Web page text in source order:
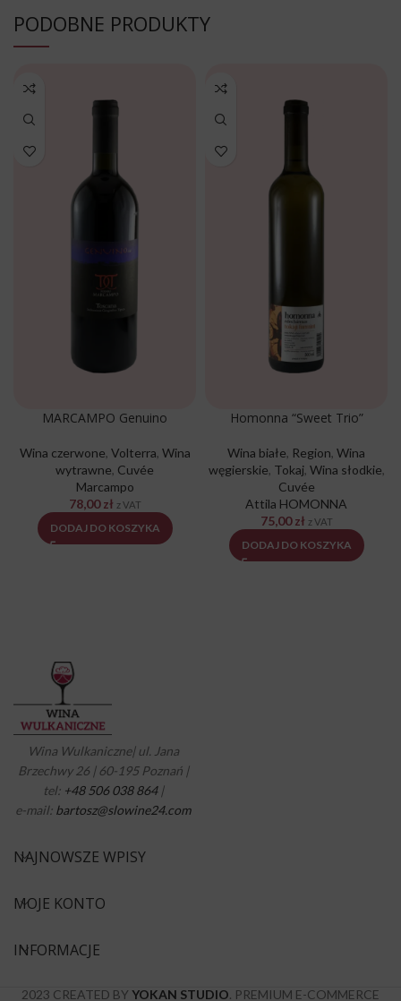
PODOBNE PRODUKTY
MARCAMPO Genuino
Wina czerwone, Volterra, Wina
wytrawne, Cuvée
Marcampo
78,00zł z VAT
DODAJ DO KOSZYKA
Homonna “Sweet Trio”
Wina białe, Region, Wina
węgierskie, Tokaj, Wina słodkie,
Cuvée
Attila HOMONNA
75,00zł z VAT
DODAJ DO KOSZYKA
Wina Wulkaniczne| ul. Jana
Brzechwy 26 | 60-195 Poznań |
tel: +48 506 038 864|
e-mail: bartosz@slowine24.com
NAJNOWSZE WPISY
MOJE KONTO
INFORMACJE
2023 CREATED BY YOKAN STUDIO. PREMIUM E-COMMERCE